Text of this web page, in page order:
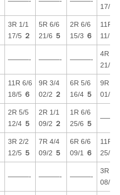
17/3
3R 1/1
17/5 ２
5R 6/6
21/6 ５
2R 6/6
15/3 ６
11R
11/1
———- ———- ———-
4R 3/
21/6
11R 6/6
18/5 ６
9R 3/4
02/2 ２
6R 5/6
16/4 ５
9R 2/
01/1
2R 5/5
12/4 ５
2R 1/1
09/2 ２
1R 6/6
25/6 ５
3R 2/2
12/5 ５
7R 4/4
09/2 ５
6R 6/6
09/1
６
11R
25/4
———- ———- ———-
3R 4/
08/2